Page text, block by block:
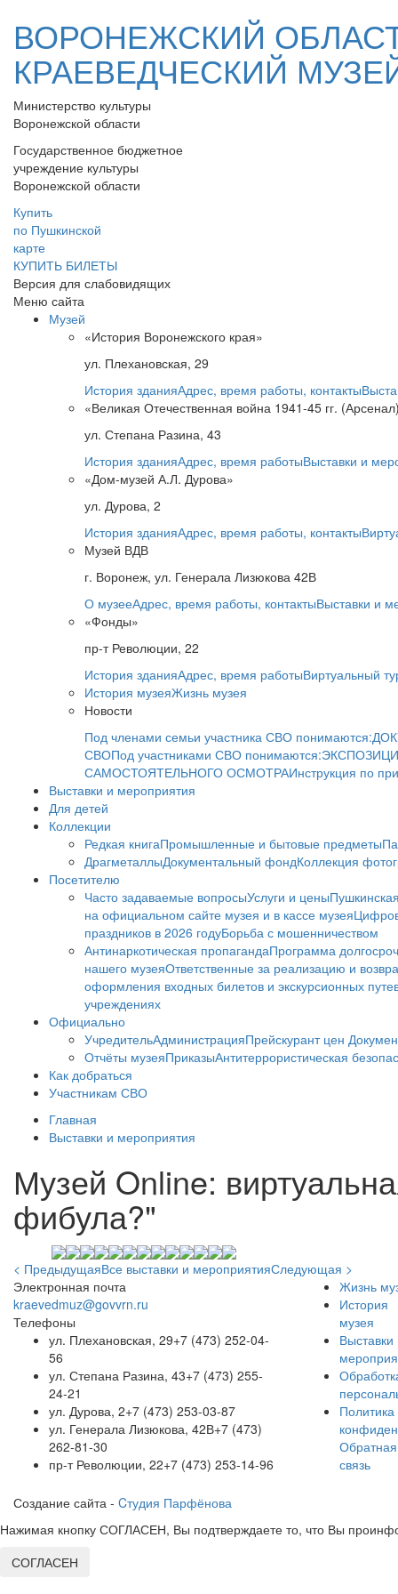
ВОРОНЕЖСКИЙ
КРАЕВЕДЧЕСКИЙ
Министерство культуры
Воронежской области
Государственное бюджетное
учреждение культуры
Воронежской области
Купить
по Пушкинской
карте
КУПИТЬ БИЛЕТЫ
Версия для слабовидящих
Меню сайта
Музей
«История Воронежского края»
ул. Плехановская, 29
История зданияАдрес, время работы, контакты
«Великая Отечественная война 1941-45 гг.
ул. Степана Разина, 43
История зданияАдрес, время работыВыставки и
«Дом-музей А.Л. Дурова»
ул. Дурова, 2
История зданияАдрес, время работы, контакты
Музей ВДВ
г. Воронеж, ул. Генерала Лизюкова 42В
О музееАдрес, время работы, контактыВыставки и
«Фонды»
пр-т Революции, 22
История зданияАдрес, время работыВиртуальный
История музеяЖизнь музея
Новости
Под членами семьи участника СВО понимаются:
СВОПод участниками СВО понимаются:
САМОСТОЯТЕЛЬНОГО ОСМОТРАИнструкция по
Выставки и мероприятия
Для детей
Коллекции
Редкая книгаПромышленные и бытовые предметы
ДрагметаллыДокументальный фондКоллекция
Посетителю
Часто задаваемые вопросыУслуги и цены
на официальном сайте музея и в кассе музея
праздников в 2026 годуБорьба с мошенничеством
Антинаркотическая пропагандаПрограмма
нашего музеяОтветственные за реализацию и
оформления входных билетов и экскурсионных
учреждениях
Официально
УчредительАдминистрацияПрейскурант цен
Отчёты музеяПриказыАнтитеррористическая
Как добраться
Участникам СВО
Главная
Выставки и мероприятия
Музей Online:
фибула?"
< ПредыдущаяВсе выставки и мероприятияСледующая >
Электронная почта
kraevedmuz@govvrn.ru
Телефоны
ул. Плехановская, 29+7 (473) 252-04-
56
ул. Степана Разина, 43+7 (473) 255-
24-21
ул. Дурова, 2+7 (473) 253-03-87
ул. Генерала Лизюкова, 42В+7 (473)
262-81-30
пр-т Революции, 22+7 (473) 253-14-96
Жизнь
История
музея
Выставки
Политика
Обратная
связь
Создание сайта - Cтудия Парфёнова
Нажимая кнопку СОГЛАСЕН, Вы подтверждаете то, что Вы
СОГЛАСЕН